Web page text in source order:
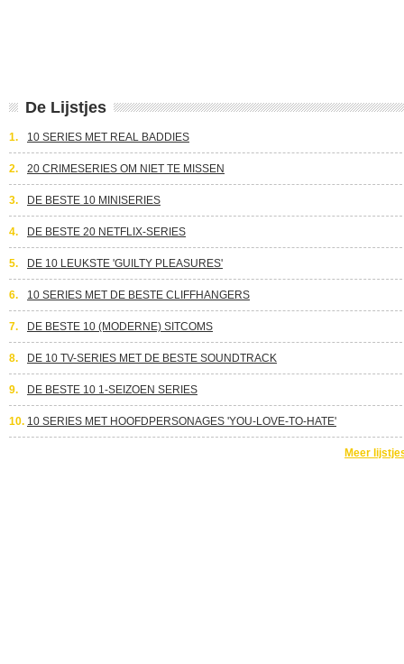
De Lijstjes
1. 10 SERIES MET REAL BADDIES
2. 20 CRIMESERIES OM NIET TE MISSEN
3. DE BESTE 10 MINISERIES
4. DE BESTE 20 NETFLIX-SERIES
5. DE 10 LEUKSTE 'GUILTY PLEASURES'
6. 10 SERIES MET DE BESTE CLIFFHANGERS
7. DE BESTE 10 (MODERNE) SITCOMS
8. DE 10 TV-SERIES MET DE BESTE SOUNDTRACK
9. DE BESTE 10 1-SEIZOEN SERIES
10. 10 SERIES MET HOOFDPERSONAGES 'YOU-LOVE-TO-HATE'
Meer